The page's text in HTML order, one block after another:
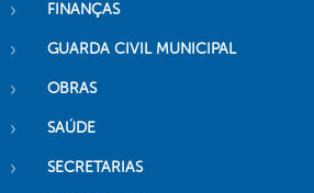
FINANÇAS
GUARDA CIVIL MUNICIPAL
OBRAS
SAÚDE
SECRETARIAS